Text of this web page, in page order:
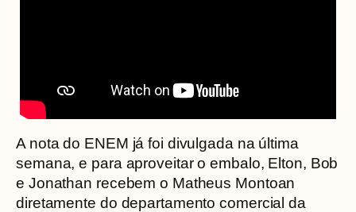
A nota do ENEM já foi divulgada na última
semana, e para aproveitar o embalo, Elton, Bob
e Jonathan recebem o Matheus Montoan
diretamente do departamento comercial da